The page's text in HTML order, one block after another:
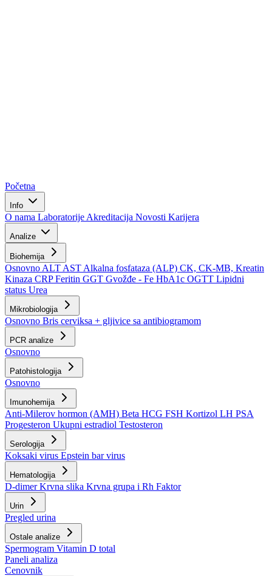
Početna
Info
O nama Laboratorije Akreditacija Novosti Karijera
Analize
Biohemija
Osnovno ALT AST Alkalna fosfataza (ALP) CK, CK-MB, Kreatin
Kinaza CRPFeritin GGT Gvožđe - Fe HbA1c OGTT Lipidni
status Urea
Mikrobiologija
Osnovno Bris cerviksa + gljivice sa antibiogramom
PCR analize
Osnovno
Patohistologija
Osnovno
Imunohemija
Anti-Milerov hormon (AMH) Beta HCG FSH Kortizol LH PSA
Progesteron Ukupni estradiol Testosteron
Serologija
Koksaki virus Epstein bar virus
Hematologija
D-dimerKrvna slika Krvna grupa i Rh Faktor
Urin
Pregled urina
Ostale analize
Spermogram Vitamin D total
Paneli analiza
Cenovnik